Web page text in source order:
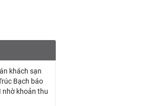
khách sạn
Bạch báo
nhờ khoản thu